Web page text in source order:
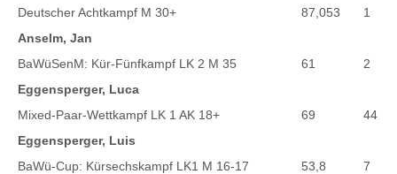
Deutscher Achtkampf M 30+
87,053
1
Anselm, Jan
BaWüSenM: Kür-Fünfkampf LK 2 M 35
61
2
Eggensperger, Luca
Mixed-Paar-Wettkampf LK 1 AK 18+
69
44
Eggensperger, Luis
BaWü-Cup: Kürsechskampf LK1 M 16-17
53,8
7